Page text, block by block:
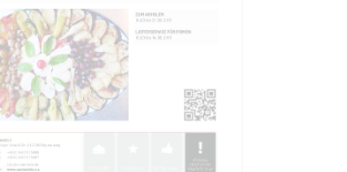
ABHOLUNG
LIEFERSERVICE
ANGEBOTE TO GO